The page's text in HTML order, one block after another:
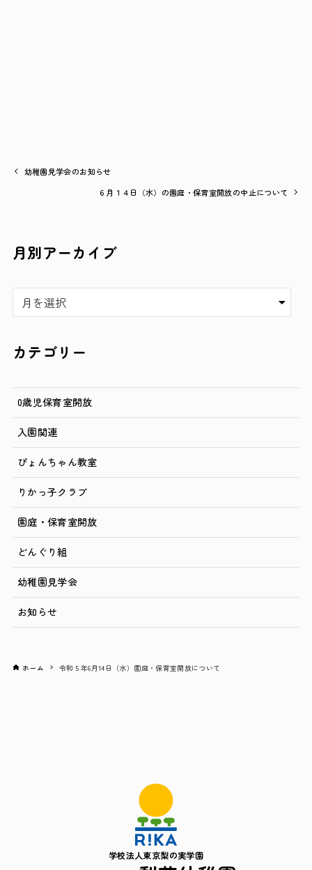
幼稚園見学会のお知らせ
６月１４日（水）の園庭・保育室開放の中止について
月別アーカイブ
ブ
カテゴリー
0歳児保育室開放
入園関連
ぴょんちゃん教室
りかっ子クラブ
園庭・保育室開放
どんぐり組
幼稚園見学会
お知らせ
ホーム 令和５年6月14日（水）園庭・保育室開放について
学校法人東京梨の実学園